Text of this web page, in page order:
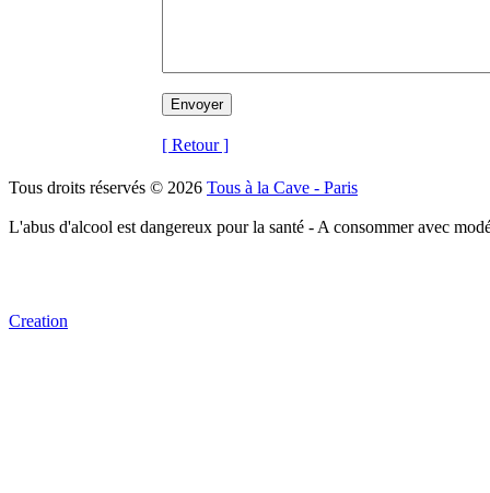
[ Retour ]
Tous droits réservés © 2026 Tous à la Cave - Paris
L'abus d'alcool est dangereux pour la santé - A consommer avec
Creation